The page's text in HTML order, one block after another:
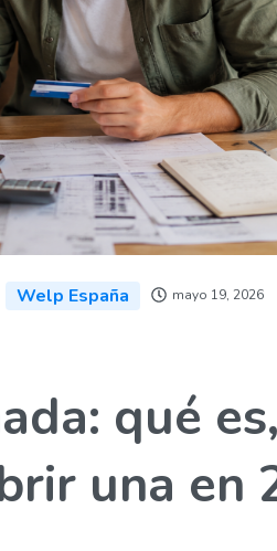
Welp España mayo 19, 2026
qué
una en